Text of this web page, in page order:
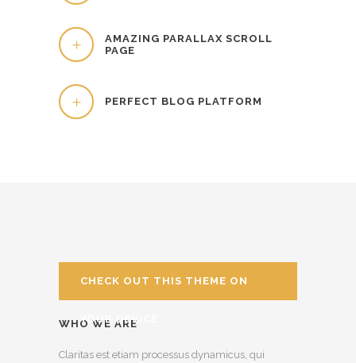
AMAZING PARALLAX SCROLL
PAGE
PERFECT BLOG PLATFORM
CHECK OUT THIS THEME ON
YOUR DEVICE
WHO WE ARE
Claritas est etiam processus dynamicus, qui